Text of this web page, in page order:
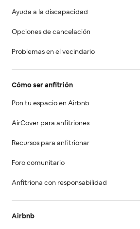
Ayuda a la discapacidad
Opciones de cancelación
Problemas en el vecindario
Cómo ser anfitrión
Pon tu espacio en Airbnb
AirCover para anfitriones
Recursos para anfitrionar
Foro comunitario
Anfitriona con responsabilidad
Airbnb